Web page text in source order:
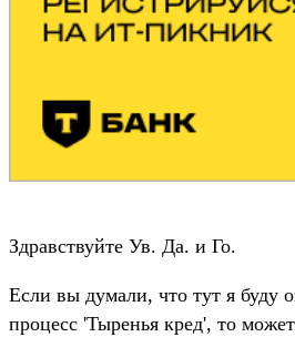
Здравствуйте Ув. Да. и Го.
Если вы думали, что тут я буду
процесс 'Тыренья кред', то